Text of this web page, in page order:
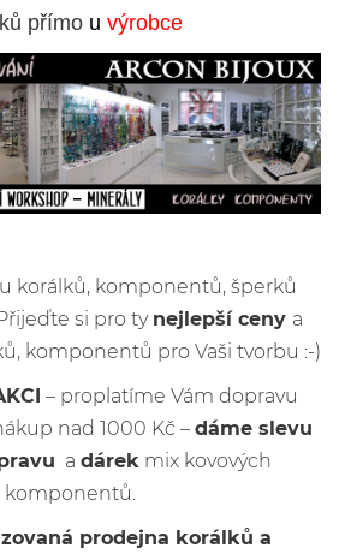
přímo u výrobce
korálků, komponentů, šperků
si pro ty nejlepší ceny a
komponentů pro Vaši tvorbu :-)
– proplatíme Vám dopravu
nad 1000 Kč – dáme slevu
a dárek mix kovových
komponentů.
prodejna korálků a